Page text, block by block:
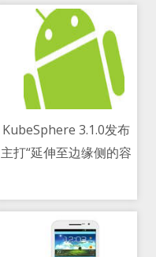
KubeSphere 3.1.0发布
主打“延伸至边缘侧的容